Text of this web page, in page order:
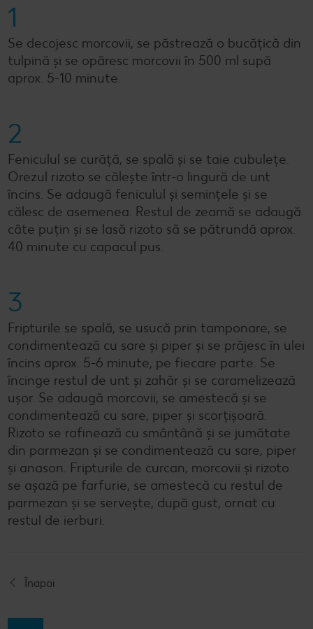
1
Se decojesc morcovii, se păstrează o bucățică din
tulpină și se opăresc morcovii în 500 ml supă
aprox. 5-10 minute.
2
Feniculul se curăță, se spală și se taie cubulețe.
Orezul rizoto se călește într-o lingură de unt
încins. Se adaugă feniculul și semințele și se
călesc de asemenea. Restul de zeamă se adaugă
câte puțin și se lasă rizoto să se pătrundă aprox.
40 minute cu capacul pus.
3
Fripturile se spală, se usucă prin tamponare, se
condimentează cu sare și piper și se prăjesc în ulei
încins aprox. 5-6 minute, pe fiecare parte. Se
încinge restul de unt și zahăr și se caramelizează
ușor. Se adaugă morcovii, se amestecă și se
condimentează cu sare, piper și scorțișoară.
Rizoto se rafinează cu smântână și se jumătate
din parmezan și se condimentează cu sare, piper
și anason. Fripturile de curcan, morcovii și rizoto
se așază pe farfurie, se amestecă cu restul de
parmezan și se servește, după gust, ornat cu
restul de ierburi.
Înapoi